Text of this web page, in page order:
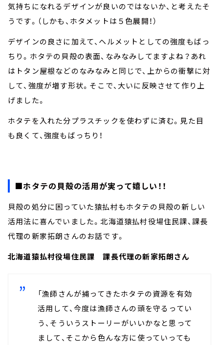
気持ちになれるデザインが良いのではないか、と考えたそ
うです。（しかも、ホタメットは５色展開！）
デザインの良さに加えて、ヘルメットとしての強度もばっ
ちり。ホタテの貝殻の表面、なみなみしてますよね？あれ
はトタン屋根などのなみなみと同じで、上からの衝撃に対
して、強度が増す形状。そこで、大いに反映させて作り上
げました。
ホタテを入れた分プラスチックを使わずに済む。見た目
も良くて、強度もばっちり！
■ホタテの貝殻の活用が実って嬉しい！！
貝殻の処分に困っていた猿払村もホタテの貝殻の新しい
活用法に喜んでいました。北海道猿払村役場住民課、課長
代理の新家拓朗さんのお話です。
北海道猿払村役場住民課 課長代理の新家拓朗さん
「漁師さんが捕ってきたホタテの資源を有効
活用して、今度は漁師さんの頭を守るってい
う、そういうストーリーがいいかなと思って
まして、そこから色んな方に使っていっても